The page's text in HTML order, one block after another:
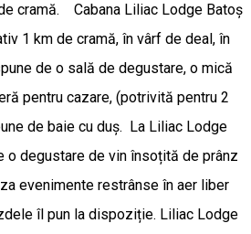
cramă. Cabana Liliac Lodge Batoș
1 km de cramă, în vârf de deal, în
de o sală de degustare, o mică
pentru cazare, (potrivită pentru 2
de baie cu duș. La Liliac Lodge
o degustare de vin însoțită de prânz
evenimente restrânse în aer liber
îl pun la dispoziție. Liliac Lodge